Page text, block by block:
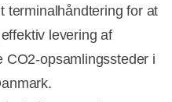
terminalhåndtering for at
levering af
CO2-opsamlingssteder i